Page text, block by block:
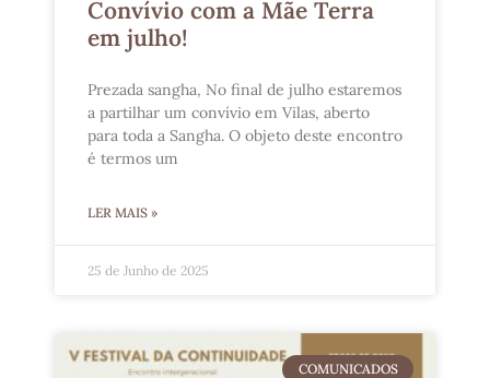
Convívio com a Mãe Terra
em julho!
Prezada sangha, No final de julho estaremos
a partilhar um convívio em Vilas, aberto
para toda a Sangha. O objeto deste encontro
é termos um
LER MAIS »
25 de Junho de 2025
COMUNICADOS